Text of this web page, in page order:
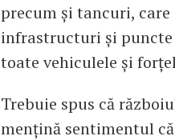
precum şi tancuri,
infrastructuri şi puncte
toate vehiculele și
Trebuie spus că
mențină sentimentul